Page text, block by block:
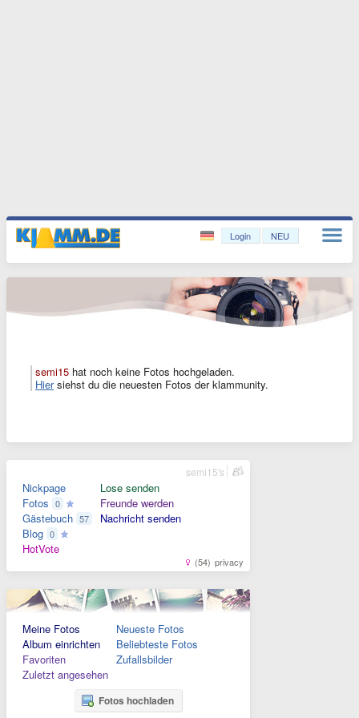
Login NEU
semi15 hat noch keine Fotos hochgeladen.
Hiersiehst du die neuesten Fotos der klammunity.
Nickpage
Fotos 0
Gästebuch 57
Blog 0
HotVote
Lose senden
Freunde werden
Nachricht senden
(54) privacy
semi15's
Meine Fotos
Album einrichten
Favoriten
Zuletzt angesehen
Neueste Fotos
Beliebteste Fotos
Zufallsbilder
Fotos hochladen